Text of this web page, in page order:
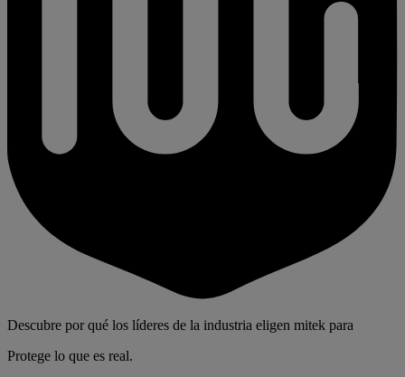
Descubre por qué los líderes de la industria eligen mitek para
Protege lo que es real.